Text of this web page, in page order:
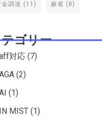
金調達 (11) 麻雀 (8)
ゴリー
対応 (7)
(2)
(1)
IN MIST (1)